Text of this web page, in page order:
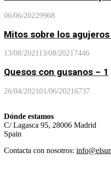
06/06/20229968
Mitos sobre los
13/08/202113/08/20217446
Quesos con gusanos – 1
26/04/202101/06/20216737
Dónde estamos
C/ Lagasca 95, 28006 Madrid
Spain
Contacta con nosotros: